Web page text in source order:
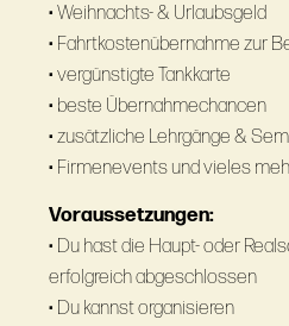
• Weihnachts- & Urlaubsgeld
• Fahrtkostenübernahme zur
• vergünstigte Tankkarte
• beste Übernahmechancen
• zusätzliche Lehrgänge &
• Firmenevents und vieles
Voraussetzungen:
• Du hast die Haupt- oder
erfolgreich abgeschlossen
• Du kannst organisieren